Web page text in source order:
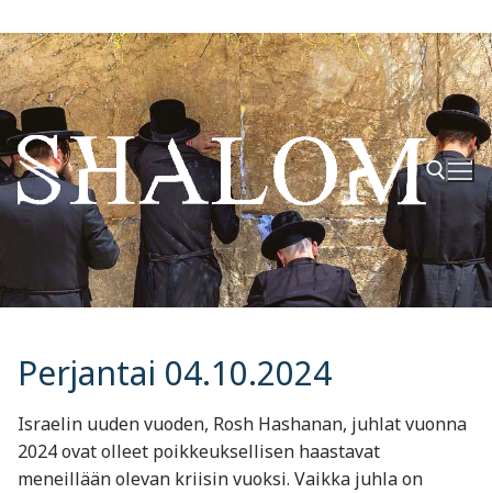
Hyppää
sisältöön
Hae:
Perjantai 04.10.2024
Israelin uuden vuoden, Rosh Hashanan, juhlat vuonna
2024 ovat olleet poikkeuksellisen haastavat
meneillään olevan kriisin vuoksi. Vaikka juhla on